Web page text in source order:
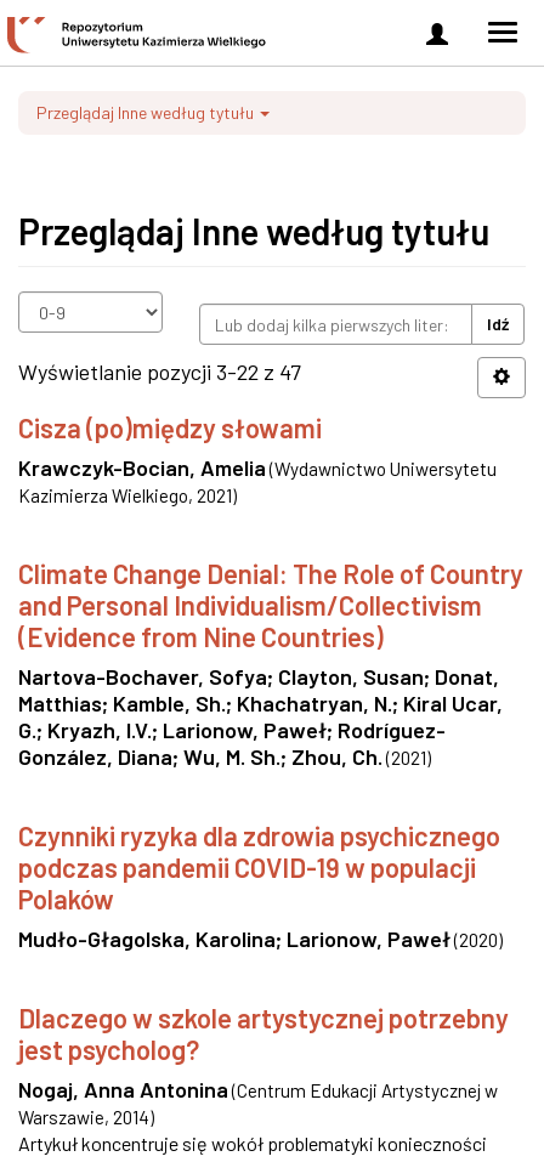
Zaloguj
się
Przeglądaj Inne według tytułu
Przeglądaj Inne według tytułu
Idź
Wyświetlanie pozycji 3-22 z 47
Cisza (po)między słowami
Krawczyk-Bocian, Amelia (Wydawnictwo Uniwersytetu
Kazimierza Wielkiego, 2021)
Climate Change Denial: The Role of Country
and Personal Individualism/Collectivism
(Evidence from Nine Countries)
Nartova-Bochaver, Sofya; Clayton, Susan; Donat,
Matthias; Kamble, Sh.; Khachatryan, N.; Kiral Ucar,
G.; Kryazh, I.V.; Larionow, Paweł; Rodríguez-
González, Diana; Wu, M. Sh.; Zhou, Ch. (2021)
Czynniki ryzyka dla zdrowia psychicznego
podczas pandemii COVID-19 w populacji
Polaków
Mudło-Głagolska, Karolina; Larionow, Paweł(2020)
Dlaczego w szkole artystycznej potrzebny
jest psycholog?
Nogaj, Anna Antonina (Centrum Edukacji Artystycznej w
Warszawie, 2014)
Artykuł koncentruje się wokół problematyki konieczności